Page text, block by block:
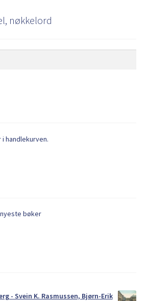
nøkkelord
handlekurven.
bøker
- Svein K. Rasmussen, Bjørn-Erik